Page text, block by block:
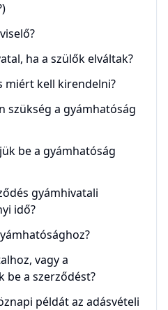
ha a szülők elváltak?
miért kell kirendelni?
szükség a gyámhatóság
be a gyámhatóság
gyámhivatali
idő?
vagy a
be a szerződést?
példát az adásvételi